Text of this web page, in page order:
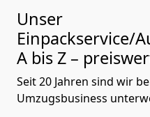
Unser
Einpackservice/
A bis Z –
Seit 20 Jahren sind wir
Umzugsbusiness